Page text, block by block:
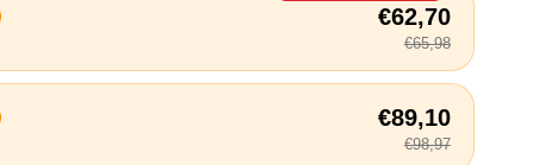
€62,70
€65,98
€89,10
€98,97